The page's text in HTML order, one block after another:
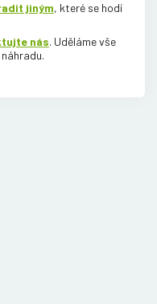
jiným, které se hodí
nás. Uděláme vše